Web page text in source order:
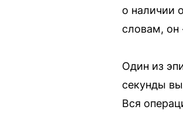
о наличии
словам, он
Один из
секунды
Вся